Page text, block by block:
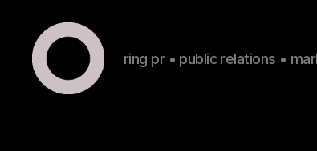
ring pr • public relations •